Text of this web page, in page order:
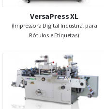
VersaPress XL
(Impressora Digital Industrial para
Rótulos e Etiquetas)